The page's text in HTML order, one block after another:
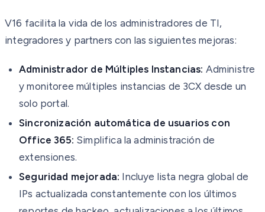
V16 facilita la vida de los administradores de TI,
integradores y partners con las siguientes mejoras:
Administrador de Múltiples Instancias: Administre
y monitoree múltiples instancias de 3CX desde un
solo portal.
Sincronización automática de usuarios con
Office 365: Simplifica la administración de
extensiones.
Seguridad mejorada: Incluye lista negra global de
IPs actualizada constantemente con los últimos